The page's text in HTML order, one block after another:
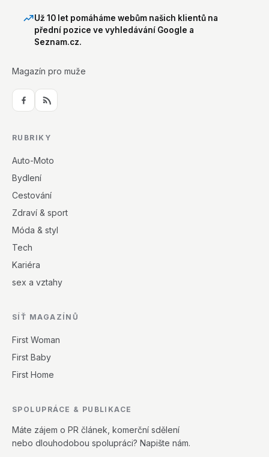
Už 10 let pomáháme webům našich klientů na
přední pozice ve vyhledávání Google a
Seznam.cz.
Magazín pro muže
RUBRIKY
Auto-Moto
Bydlení
Cestování
Zdraví & sport
Móda & styl
Tech
Kariéra
sex a vztahy
SÍŤ MAGAZÍNŮ
First Woman
First Baby
First Home
SPOLUPRÁCE & PUBLIKACE
Máte zájem o PR článek, komerční sdělení
nebo dlouhodobou spolupráci? Napište nám.